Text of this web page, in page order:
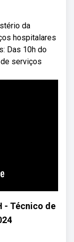
da
hospitalares
Das 10h do
serviços
- Técnico de